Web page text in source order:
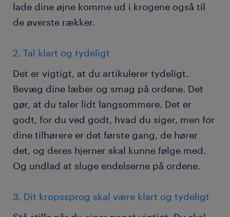
lade dine øjne komme ud i krogene også til
de øverste rækker.
2. Tal klart og tydeligt
Det er vigtigt, at du artikulerer tydeligt.
Bevæg dine læber og smag på ordene. Det
gør, at du taler lidt langsommere. Det er
godt, for du ved godt, hvad du siger, men for
dine tilhørere er det første gang, de hører
det, og deres hjerner skal kunne følge med.
Og undlad at sluge endelserne på ordene.
3. Dit kropssprog skal være klart og tydeligt